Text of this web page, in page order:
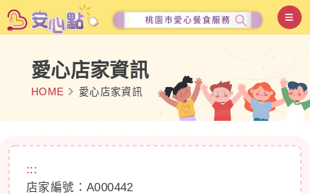
愛心店家資訊
HOME 愛心店家資訊
:::
店家編號：A000442